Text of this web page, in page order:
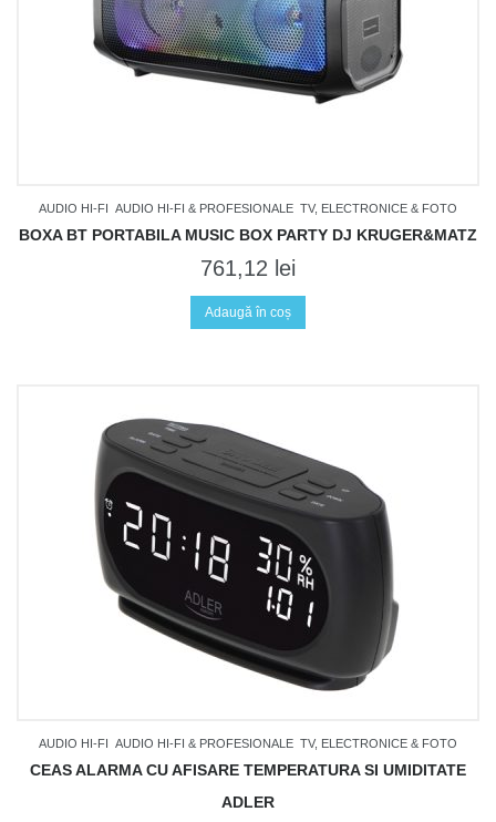
AUDIO HI-FI AUDIO HI-FI & PROFESIONALE TV, ELECTRONICE & FOTO
BOXA BT PORTABILA MUSIC BOX PARTY DJ KRUGER&MATZ
761,12 lei
Adaugă în coș
AUDIO HI-FI AUDIO HI-FI & PROFESIONALE TV, ELECTRONICE & FOTO
CEAS ALARMA CU AFISARE TEMPERATURA SI UMIDITATE
ADLER